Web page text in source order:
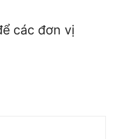
các đơn vị